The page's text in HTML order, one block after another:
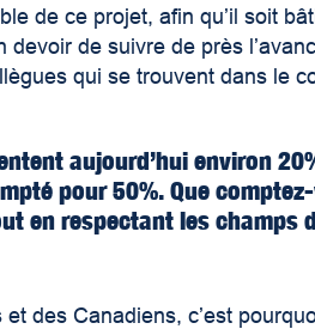
de ce projet, afin qu’il soit
de suivre de près
qui se trouvent dans le
aujourd’hui environ
pour 50%. Que
en respectant les champs
des Canadiens, c’est